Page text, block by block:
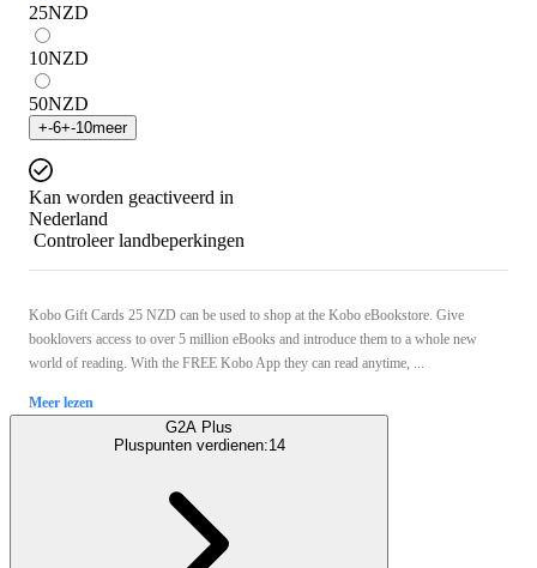
25NZD
10NZD
50NZD
+-6+-10meer
Kan worden geactiveerd in
Nederland
Controleer landbeperkingen
Kobo Gift Cards 25 NZD can be used to shop at the Kobo eBookstore. Give
booklovers access to over 5 million eBooks and introduce them to a whole new
world of reading. With the FREE Kobo App they can read anytime, ...
Meer lezen
G2A Plus
Pluspunten verdienen:14